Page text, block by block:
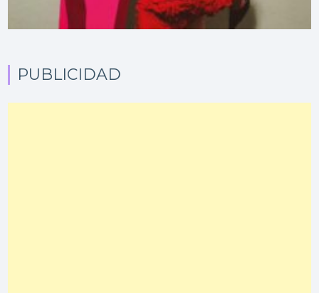
PUBLICIDAD